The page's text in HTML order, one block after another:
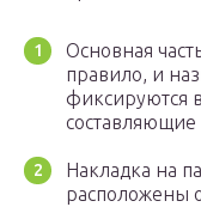
Основная
правило, и
фиксируются
Накладка на
расположены